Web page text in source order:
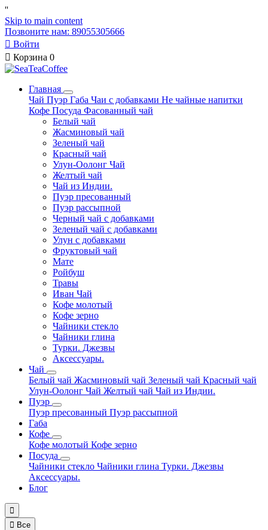
''
Skip to main content
Позвоните нам: 89055305666
 Войти
 Корзина 0
Главная
Чай Пуэр Габа Чаи с добавками Не чайные напитки
Кофе Посуда Фасованный чай
Белый чай
Жасминовый чай
Зеленый чай
Красный чай
Улун-Оолонг Чай
Желтый чай
Чай из Индии.
Пуэр пресованный
Пуэр рассыпной
Черный чай с добавками
Зеленый чай с добавками
Улун с добавками
Фруктовый чай
Мате
Ройбуш
Травы
Иван Чай
Кофе молотый
Кофе зерно
Чайники стекло
Чайники глина
Турки. Джезвы
Аксессуары.
Чай
Белый чай Жасминовый чай Зеленый чай Красный чай
Улун-Оолонг Чай Желтый чай Чай из Индии.
Пуэр
Пуэр пресованный Пуэр рассыпной
Габа
Кофе
Кофе молотый Кофе зерно
Посуда
Чайники стекло Чайники глина Турки. Джезвы
Аксессуары.
Блог

 Все